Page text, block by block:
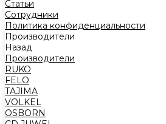
Статьи
Сотрудники
Политика конфиденциальности
Производители
Назад
Производители
RUKO
FELO
TAJIMA
VOLKEL
OSBORN